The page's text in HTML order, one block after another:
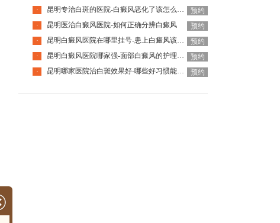
·
昆明专治白斑的医院-白癜风恶化了该怎么办呢
预约
·
昆明医治白癜风医院-如何正确分辨白癜风
预约
·
昆明白癜风医院在哪里挂号-患上白癜风该怎么办呢
预约
·
昆明白癜风医院哪家强-面部白癜风的护理要注意什么
预约
·
昆明哪家医院治白斑效果好-哪些好习惯能够预防白癜风 预约